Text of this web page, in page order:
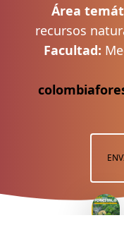
Área
recursos
Facultad: